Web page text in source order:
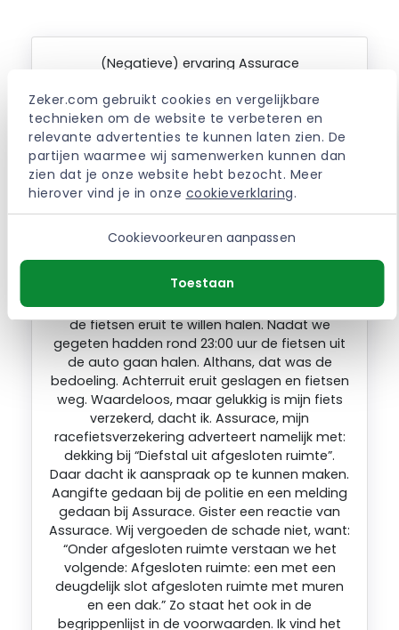
Zeker.com gebruikt cookies en vergelijkbare
technieken om de website te verbeteren en
relevante advertenties te kunnen laten zien. De
partijen waarmee wij samenwerken kunnen dan
zien dat je onze website hebt bezocht. Meer
hierover vind je in onze cookieverklaring.
Cookievoorkeuren aanpassen
Toestaan
(Negatieve) ervaring Assurace
positieve kant van de verzekering. Eerder dit
jaar aangereden door een auto en de schade
gemeld bij Assurace. Binnen een aantal dagen
werd het schadebedrag overgemaakt.
Daarvoor is de verzekering dan ook uitermate
geschikt. Geen ingewikkeld gedoe met de
tegenpartij. Ook als je zelf schade rijdt keert
de verzekering uit. Je betaalt dan alleen het
eigen risico. Dan mijn ervaring bij diefstal. De
aankwamen in de regen hebben we de fietsen
in de auto laten staan om later op de avond
de fietsen eruit te willen halen. Nadat we
gegeten hadden rond 23:00 uur de fietsen uit
de auto gaan halen. Althans, dat was de
bedoeling. Achterruit eruit geslagen en fietsen
weg. Waardeloos, maar gelukkig is mijn fiets
verzekerd, dacht ik. Assurace, mijn
racefietsverzekering adverteert namelijk met:
dekking bij “Diefstal uit afgesloten ruimte”.
Daar dacht ik aanspraak op te kunnen maken.
Aangifte gedaan bij de politie en een melding
gedaan bij Assurace. Gister een reactie van
Assurace. Wij vergoeden de schade niet, want:
“Onder afgesloten ruimte verstaan we het
volgende: Afgesloten ruimte: een met een
deugdelijk slot afgesloten ruimte met muren
en een dak.” Zo staat het ook in de
begrippenlijst in de voorwaarden. Ik vind het